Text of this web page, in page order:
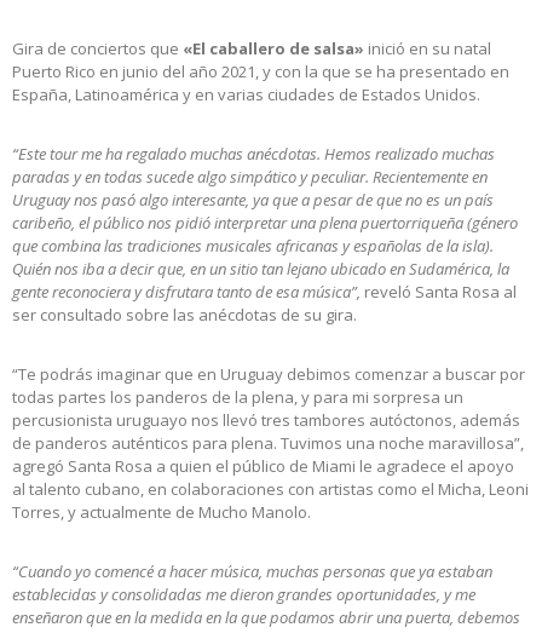
Gira de conciertos que «El caballero de salsa» inició en su natal
Puerto Rico en junio del año 2021, y con la que se ha presentado en
España, Latinoamérica y en varias ciudades de Estados Unidos.
“Este tour me ha regalado muchas anécdotas. Hemos realizado muchas
paradas y en todas sucede algo simpático y peculiar. Recientemente en
Uruguay nos pasó algo interesante, ya que a pesar de que no es un país
caribeño, el público nos pidió interpretar una plena puertorriqueña (género
que combina las tradiciones musicales africanas y españolas de la isla).
Quién nos iba a decir que, en un sitio tan lejano ubicado en Sudamérica, la
gente reconociera y disfrutara tanto de esa música”, reveló Santa Rosa al
ser consultado sobre las anécdotas de su gira.
“Te podrás imaginar que en Uruguay debimos comenzar a buscar por
todas partes los panderos de la plena, y para mi sorpresa un
percusionista uruguayo nos llevó tres tambores autóctonos, además
de panderos auténticos para plena. Tuvimos una noche maravillosa”,
agregó Santa Rosa a quien el público de Miami le agradece el apoyo
al talento cubano, en colaboraciones con artistas como el Micha, Leoni
Torres, y actualmente de Mucho Manolo.
“Cuando yo comencé a hacer música, muchas personas que ya estaban
establecidas y consolidadas me dieron grandes oportunidades, y me
enseñaron que en la medida en la que podamos abrir una puerta, debemos